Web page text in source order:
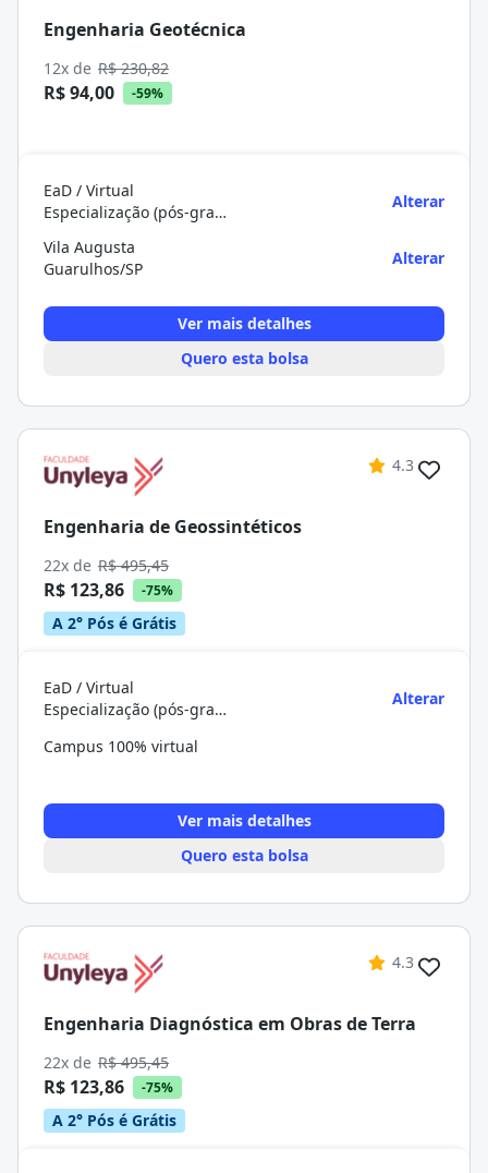
Engenharia Geotécnica
12x de R$ 230,82
R$ 94,00 -59%
EaD / Virtual
Especialização (pós-graduação)
Alterar
Vila Augusta
Guarulhos/SP
Alterar
Ver mais detalhes
Quero esta bolsa
4.3
Engenharia de Geossintéticos
22x de R$ 495,45
R$ 123,86 -75%
A 2° Pós é Grátis
EaD / Virtual
Especialização (pós-graduação)
Alterar
Campus 100% virtual
Ver mais detalhes
Quero esta bolsa
4.3
Engenharia Diagnóstica em Obras de Terra
22x de R$ 495,45
R$ 123,86 -75%
A 2° Pós é Grátis